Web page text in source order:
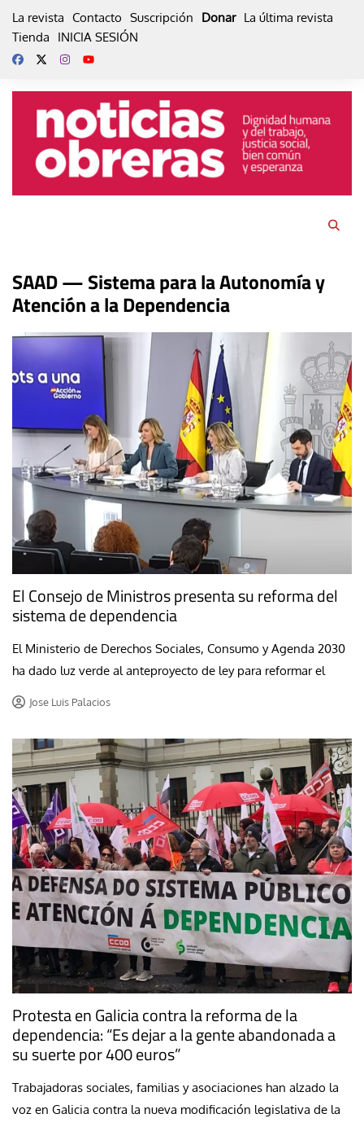
La revista Contacto Suscripción Donar La última revista
Tienda
INICIA SESIÓN
SAAD — Sistema para la Autonomía y
Atención a la Dependencia
El Consejo de Ministros presenta su reforma del
sistema de dependencia
El Ministerio de Derechos Sociales, Consumo y Agenda 2030
ha dado luz verde al anteproyecto de ley para reformar el
Jose Luis Palacios
Protesta en Galicia contra la reforma de la
dependencia: “Es dejar a la gente abandonada a
su suerte por 400 euros”
Trabajadoras sociales, familias y asociaciones han alzado la
voz en Galicia contra la nueva modificación legislativa de la